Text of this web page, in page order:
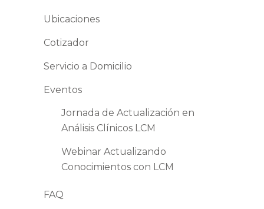
Ubicaciones
Cotizador
Servicio a Domicilio
Eventos
Jornada de Actualización en
Análisis Clínicos LCM
Webinar Actualizando
Conocimientos con LCM
FAQ